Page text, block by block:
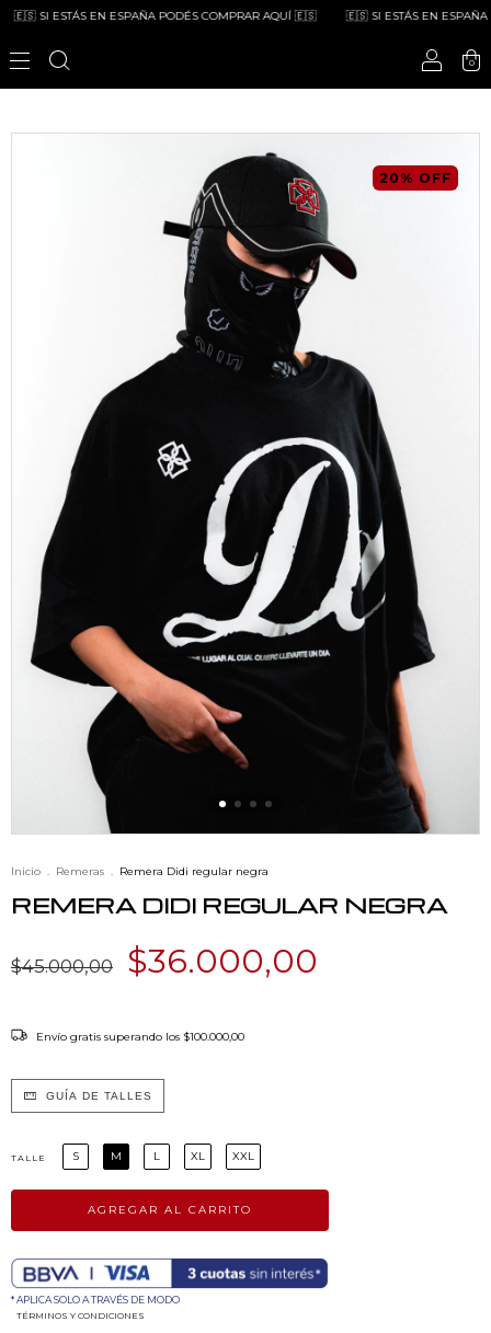
SI ESTÁS EN ESPAÑA PODÉS COMPRAR AQUÍ 🇪🇸 🇪🇸 SI ESTÁS EN ESPAÑA
0
20 % OFF
Inicio Remeras Remera Didi regular negra
REMERA DIDI REGULAR NEGRA
$45.000,00 $36.000,00
Envío gratis superando los $100.000,00
GUÍA DE TALLES
TALLE S M L XL XXL
* APLICA SOLO A TRAVÉS DE MODO
TÉRMINOS Y CONDICIONES